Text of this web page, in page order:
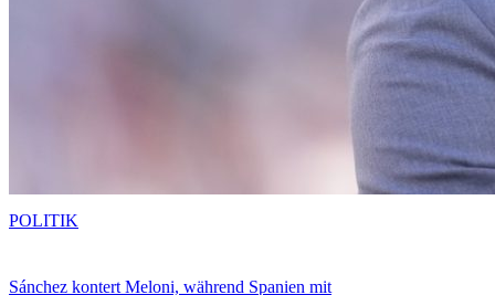
Sánchez kontert Meloni, während Spanien mit
POLITIK